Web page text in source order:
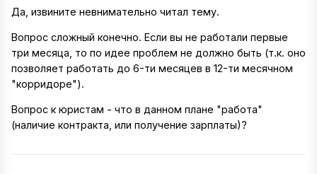
Да, извините невнимательно читал тему.
Вопрос сложный конечно. Если вы не работали первые
три месяца, то по идее проблем не должно быть (т.к. оно
позволяет работать до 6-ти месяцев в 12-ти месячном
"корридоре").
Вопрос к юристам - что в данном плане "работа"
(наличие контракта, или получение зарплаты)?